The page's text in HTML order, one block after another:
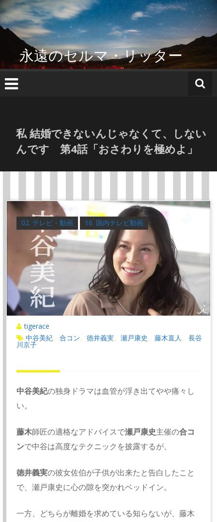
コ
ン
テ
へ
ス
キ
永遠のセルマ・リッター
私 結婚できないんじゃなくて、しない
んです 第4話「おさわりを極めよ」
02. テレビ・動画 16. 国内テレビ動画
tigerace
中谷美紀 、合コン 、徳井義実 、瀬戸康史 、藤木直人 、長谷
川京子
中谷美紀の独身ドラマは血管が浮き出てやや痛々し
い。
藤木師匠の適格なアドバイスで瀬戸康史主催の合コ
ンで中谷は高度なテクニックを披露するが、
徳井義実の彼女佐伯が子供が出来たと告白したこと
で、瀬戸康史に心の隙を突かれベッドイン。
一方、どちらが離婚を求めている知らないが、藤木